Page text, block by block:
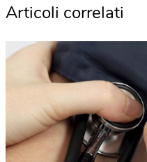
Articoli correlati